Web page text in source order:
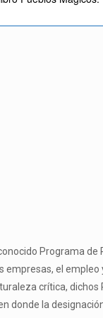
Programa
el
crítica,
donde la